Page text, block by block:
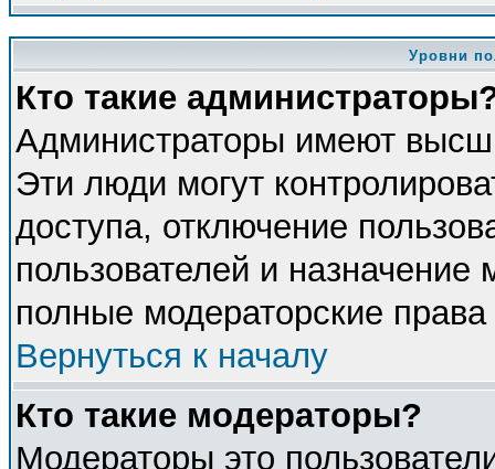
Уровни
Кто такие
Администраторы имеют
Эти люди могут
доступа, отключение
пользователей и
полные модераторские
Вернуться к началу
Кто такие модераторы?
Модераторы это